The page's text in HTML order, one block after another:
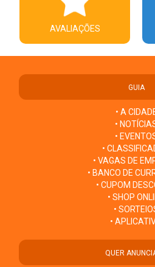
AVALIAÇÕES
GUIA
• A
•
•
•
• VAGAS DE
• BANCO DE
• CUPOM
• SHOP
•
•
QUER